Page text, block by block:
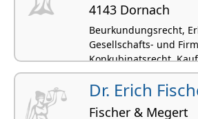
4143 Dornach
Beurkundungsrecht,
Gesellschafts- und
Konkubinatsrecht,
Dr. Erich
Fischer & Megert